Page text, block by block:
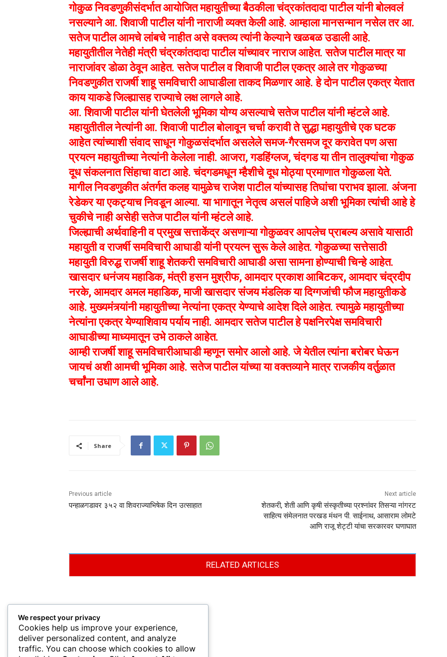
गोकुळ निवडणुकीसंदर्भात आयोजित महायुतीच्या बैठकीला चंद्रकांतदादा पाटील यांनी बोलवलं
नसल्याने आ. शिवाजी पाटील यांनी नाराजी व्यक्त केली आहे. आम्हाला मानसन्मान नसेल तर आ.
सतेज पाटील आमचे लांबचे नाहीत असे वक्तव्य त्यांनी केल्याने खळबळ उडाली आहे.
महायुतीतील नेतेही मंत्री चंद्रकांतदादा पाटील यांच्यावर नाराज आहेत. सतेज पाटील मात्र या
नाराजांवर डोळा ठेवून आहेत. सतेज पाटील व शिवाजी पाटील एकत्र आले तर गोकुळच्या
निवडणुकीत राजर्षी शाहू समविचारी आघाडीला ताकद मिळणार आहे. हे दोन पाटील एकत्र येतात
काय याकडे जिल्ह्यासह राज्याचे लक्ष लागले आहे.
आ. शिवाजी पाटील यांनी घेतलेली भूमिका योग्य असल्याचे सतेज पाटील यांनी म्हंटले आहे.
महायुतीतील नेत्यांनी आ. शिवाजी पाटील बोलावून चर्चा करावी ते सुद्धा महायुतीचे एक घटक
आहेत त्यांच्याशी संवाद साधून गोकुळसंदर्भात असलेले समज-गैरसमज दूर करावेत पण असा
प्रयत्न महायुतीच्या नेत्यांनी केलेला नाही. आजरा, गडहिंग्लज, चंदगड या तीन तालुक्यांचा गोकुळ
दूध संकलनात सिंहाचा वाटा आहे. चंदगडमधून म्हैशीचे दूध मोठ्या प्रमाणात गोकुळला येते.
मागील निवडणुकीत अंतर्गत कलह यामुळेच राजेश पाटील यांच्यासह तिघांचा पराभव झाला. अंजना
रेडेकर या एकट्याच निवडून आल्या. या भागातून नेतृत्व असलं पाहिजे अशी भूमिका त्यांची आहे हे
चुकीचे नाही असेही सतेज पाटील यांनी म्हंटले आहे.
जिल्ह्याची अर्थवाहिनी व प्रमुख सत्ताकेंद्र असणाऱ्या गोकुळवर आपलेच प्राबल्य असावे यासाठी
महायुती व राजर्षी समविचारी आघाडी यांनी प्रयत्न सुरू केले आहेत. गोकुळच्या सत्तेसाठी
महायुती विरुद्ध राजर्षी शाहू शेतकरी समविचारी आघाडी असा सामना होण्याची चिन्हे आहेत.
खासदार धनंजय महाडिक, मंत्री हसन मुश्रीफ, आमदार प्रकाश आबिटकर, आमदार चंद्रदीप
नरके, आमदार अमल महाडिक, माजी खासदार संजय मंडलिक या दिग्गजांची फौज महायुतीकडे
आहे. मुख्यमंत्र्यांनी महायुतीच्या नेत्यांना एकत्र येण्याचे आदेश दिले आहेत. त्यामुळे महायुतीच्या
नेत्यांना एकत्र येण्याशिवाय पर्याय नाही. आमदार सतेज पाटील हे पक्षनिरपेक्ष समविचारी
आघाडीच्या माध्यमातून उभे ठाकले आहेत.
आम्ही राजर्षी शाहू समविचारीआघाडी म्हणून समोर आलो आहे. जे येतील त्यांना बरोबर घेऊन
जायचं अशी आमची भूमिका आहे. सतेज पाटील यांच्या या वक्तव्याने मात्र राजकीय वर्तुळात
चर्चांना उधाण आले आहे.
Share
Previous article
पन्हाळगडावर ३५२ वा शिवराज्याभिषेक दिन उत्साहात
Next article
शेतकरी, शेती आणि कृषी संस्कृतीच्या प्रश्नांवर तिसऱ्या नांगरट
साहित्य संमेलनात परखड मंथन पी. साईनाथ, आसाराम लोमटे
आणि राजू शेट्टी यांचा सरकारवर घणाघात
RELATED ARTICLES
We respect your privacy
Cookies help us improve your experience,
deliver personalized content, and analyze
traffic. You can choose which cookies to allow